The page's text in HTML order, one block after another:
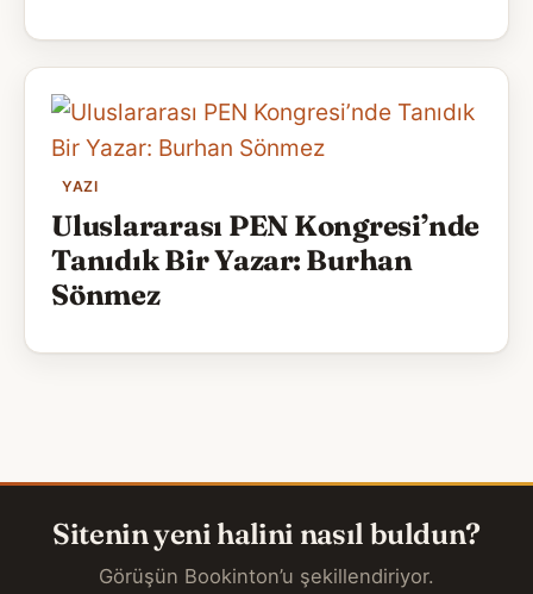
YAZI
Uluslararası PEN Kongresi’nde
Tanıdık Bir Yazar: Burhan
Sönmez
Sitenin yeni halini nasıl buldun?
Görüşün Bookinton’u şekillendiriyor.